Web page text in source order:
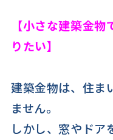
【小さな建築金
りたい】
建築金物は、住ま
ません。
しかし、窓やドア